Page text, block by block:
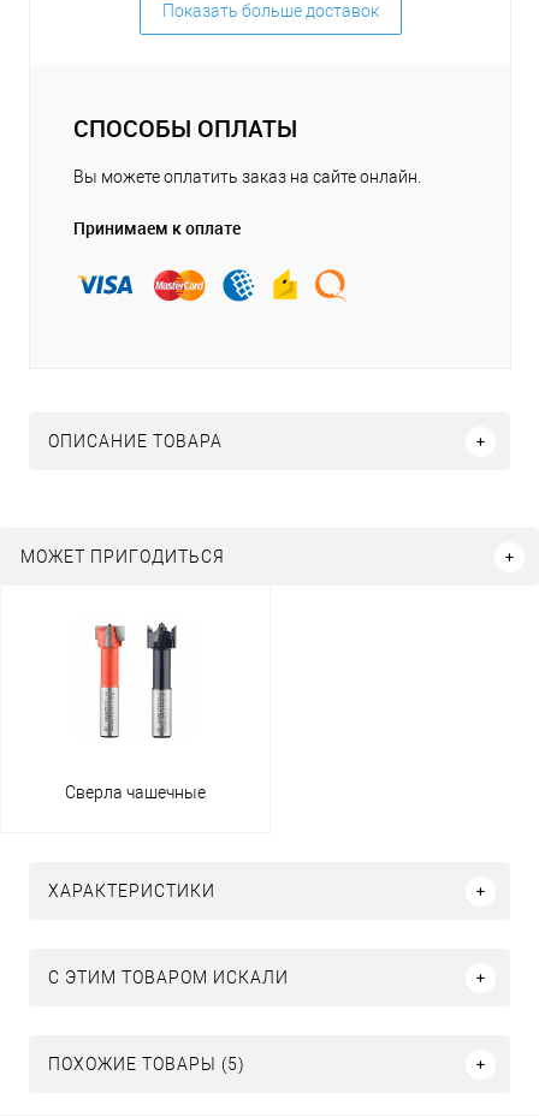
Показать больше доставок
СПОСОБЫ ОПЛАТЫ
Вы можете оплатить заказ на сайте онлайн.
Принимаем к оплате
ОПИСАНИЕ ТОВАРА
МОЖЕТ ПРИГОДИТЬСЯ
Сверла чашечные
ХАРАКТЕРИСТИКИ
C ЭТИМ ТОВАРОМ ИСКАЛИ
ПОХОЖИЕ ТОВАРЫ (5)